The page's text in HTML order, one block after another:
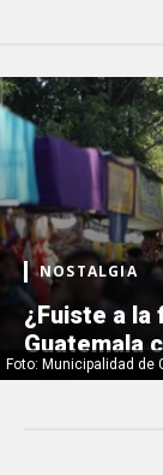
Foto: Municipalidad de
NOSTALGIA
¿Fuiste a la
Guatemala